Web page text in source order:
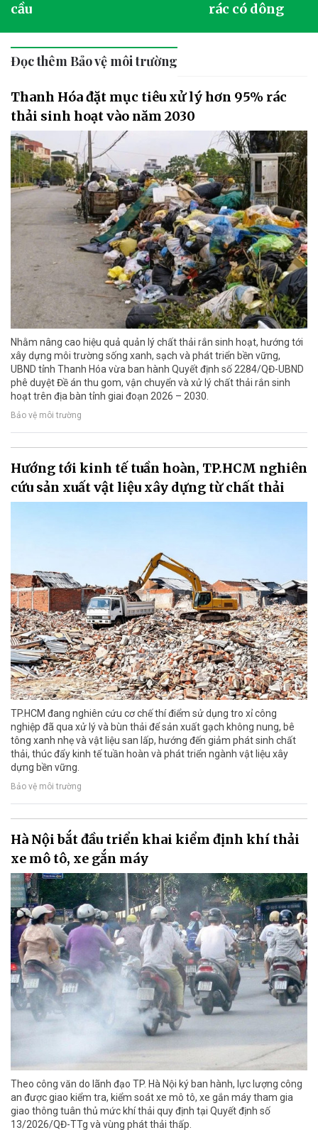
cầu
rác có dông
Đọc thêm Bảo vệ môi trường
Thanh Hóa đặt mục tiêu xử lý hơn 95% rác
thải sinh hoạt vào năm 2030
Nhằm nâng cao hiệu quả quản lý chất thải rắn sinh hoạt, hướng tới
xây dựng môi trường sống xanh, sạch và phát triển bền vững,
UBND tỉnh Thanh Hóa vừa ban hành Quyết định số 2284/QĐ-UBND
phê duyệt Đề án thu gom, vận chuyển và xử lý chất thải rắn sinh
hoạt trên địa bàn tỉnh giai đoạn 2026 – 2030.
Bảo vệ môi trường
Hướng tới kinh tế tuần hoàn, TP.HCM nghiên
cứu sản xuất vật liệu xây dựng từ chất thải
TP.HCM đang nghiên cứu cơ chế thí điểm sử dụng tro xỉ công
nghiệp đã qua xử lý và bùn thải để sản xuất gạch không nung, bê
tông xanh nhẹ và vật liệu san lấp, hướng đến giảm phát sinh chất
thải, thúc đẩy kinh tế tuần hoàn và phát triển ngành vật liệu xây
dựng bền vững.
Bảo vệ môi trường
Hà Nội bắt đầu triển khai kiểm định khí thải
xe mô tô, xe gắn máy
Theo công văn do lãnh đạo TP. Hà Nội ký ban hành, lực lượng công
an được giao kiểm tra, kiểm soát xe mô tô, xe gắn máy tham gia
giao thông tuân thủ mức khí thải quy định tại Quyết định số
13/2026/QĐ-TTg và vùng phát thải thấp.